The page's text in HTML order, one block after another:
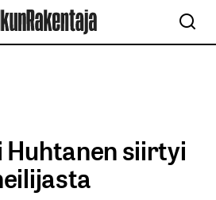
siirtyi